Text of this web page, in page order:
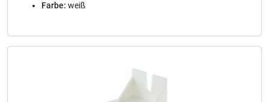
Farbe: weiß